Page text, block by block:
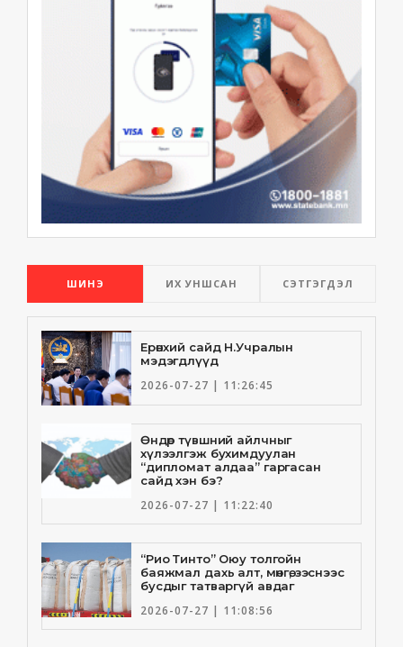
ШИНЭ ИХ УНШСАН СЭТГЭГДЭЛ
Ерөнхий сайд Н.Учралын
мэдэгдлүүд
2026-07-27 | 11:26:45
Өндөр түвшний айлчныг
хүлээлгэж бухимдуулан
“дипломат алдаа” гаргасан
сайд хэн бэ?
2026-07-27 | 11:22:40
“Рио Тинто” Оюу толгойн
баяжмал дахь алт, мөнгө, зэснээс
бусдыг татваргүй авдаг
2026-07-27 | 11:08:56